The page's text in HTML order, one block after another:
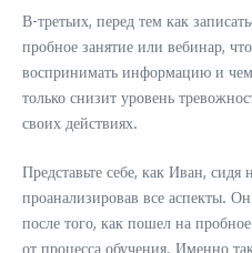
В-третьих, перед тем как
пробное занятие или вебинар,
воспринимать информацию и
только снизит уровень
своих действиях.
Представьте себе, как Иван, сидя
проанализировав все аспекты.
после того, как пошел на
от процесса обучения. Именно